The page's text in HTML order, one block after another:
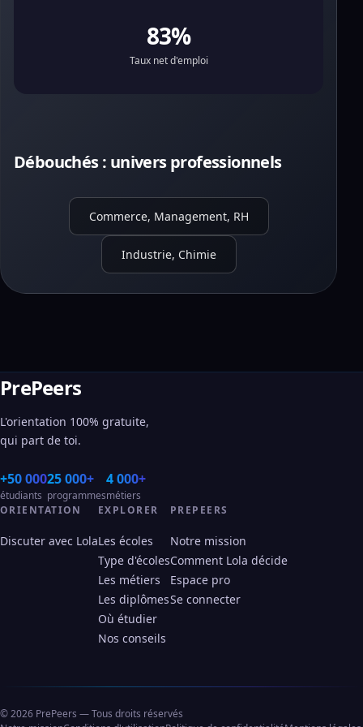
83%
Taux net d'emploi
Débouchés : univers professionnels
Commerce, Management, RH
Industrie, Chimie
PrePeers
L'orientation 100% gratuite,
qui part de toi.
+50 000
étudiants
25 000+
programmes
4 000+
métiers
ORIENTATION
Discuter avec Lola
EXPLORER
Les écoles
Type d'écoles
Les métiers
Les diplômes
Où étudier
Nos conseils
PREPEERS
Notre mission
Comment Lola décide
Espace pro
Se connecter
© 2026 PrePeers — Tous droits réservés